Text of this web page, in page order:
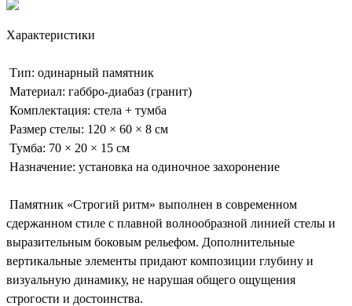
Характеристики
Тип: одинарный памятник
Материал: габбро-диабаз (гранит)
Комплектация: стела + тумба
Размер стелы: 120 × 60 × 8 см
Тумба: 70 × 20 × 15 см
Назначение: установка на одиночное захоронение
Памятник «Строгий ритм» выполнен в современном
сдержанном стиле с плавной волнообразной линией стелы и
выразительным боковым рельефом. Дополнительные
вертикальные элементы придают композиции глубину и
визуальную динамику, не нарушая общего ощущения
строгости и достоинства.